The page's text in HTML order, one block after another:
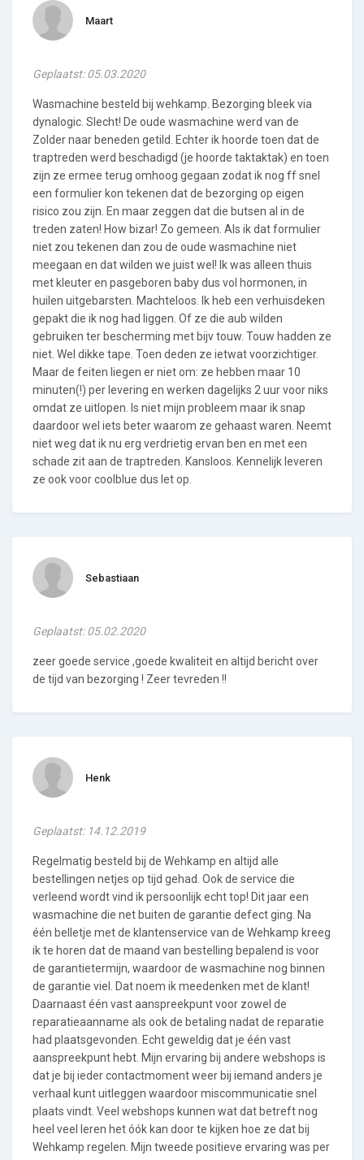
Maart
Geplaatst: 05.03.2020
Wasmachine besteld bij wehkamp. Bezorging bleek via
dynalogic. Slecht! De oude wasmachine werd van de
Zolder naar beneden getild. Echter ik hoorde toen dat de
traptreden werd beschadigd (je hoorde taktaktak) en toen
zijn ze ermee terug omhoog gegaan zodat ik nog ff snel
een formulier kon tekenen dat de bezorging op eigen
risico zou zijn. En maar zeggen dat die butsen al in de
treden zaten! How bizar! Zo gemeen. Als ik dat formulier
niet zou tekenen dan zou de oude wasmachine niet
meegaan en dat wilden we juist wel! Ik was alleen thuis
met kleuter en pasgeboren baby dus vol hormonen, in
huilen uitgebarsten. Machteloos. Ik heb een verhuisdeken
gepakt die ik nog had liggen. Of ze die aub wilden
gebruiken ter bescherming met bijv touw. Touw hadden ze
niet. Wel dikke tape. Toen deden ze ietwat voorzichtiger.
Maar de feiten liegen er niet om: ze hebben maar 10
minuten(!) per levering en werken dagelijks 2 uur voor niks
omdat ze uitlopen. Is niet mijn probleem maar ik snap
daardoor wel iets beter waarom ze gehaast waren. Neemt
niet weg dat ik nu erg verdrietig ervan ben en met een
schade zit aan de traptreden. Kansloos. Kennelijk leveren
ze ook voor coolblue dus let op.
Sebastiaan
Geplaatst: 05.02.2020
zeer goede service ,goede kwaliteit en altijd bericht over
de tijd van bezorging ! Zeer tevreden !!
Henk
Geplaatst: 14.12.2019
Regelmatig besteld bij de Wehkamp en altijd alle
bestellingen netjes op tijd gehad. Ook de service die
verleend wordt vind ik persoonlijk echt top! Dit jaar een
wasmachine die net buiten de garantie defect ging. Na
één belletje met de klantenservice van de Wehkamp kreeg
ik te horen dat de maand van bestelling bepalend is voor
de garantietermijn, waardoor de wasmachine nog binnen
de garantie viel. Dat noem ik meedenken met de klant!
Daarnaast één vast aanspreekpunt voor zowel de
reparatieaanname als ook de betaling nadat de reparatie
had plaatsgevonden. Echt geweldig dat je één vast
aanspreekpunt hebt. Mijn ervaring bij andere webshops is
dat je bij ieder contactmoment weer bij iemand anders je
verhaal kunt uitleggen waardoor miscommunicatie snel
plaats vindt. Veel webshops kunnen wat dat betreft nog
heel veel leren het óók kan door te kijken hoe ze dat bij
Wehkamp regelen. Mijn tweede positieve ervaring was per